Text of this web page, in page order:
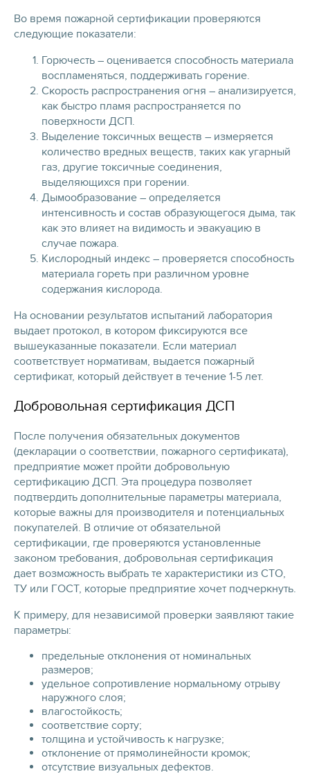
Во время пожарной сертификации проверяются
следующие показатели:
Горючесть – оценивается способность материала
воспламеняться, поддерживать горение.
Скорость распространения огня – анализируется,
как быстро пламя распространяется по
поверхности ДСП.
Выделение токсичных веществ – измеряется
количество вредных веществ, таких как угарный
газ, другие токсичные соединения,
выделяющихся при горении.
Дымообразование – определяется
интенсивность и состав образующегося дыма, так
как это влияет на видимость и эвакуацию в
случае пожара.
Кислородный индекс – проверяется способность
материала гореть при различном уровне
содержания кислорода.
На основании результатов испытаний лаборатория
выдает протокол, в котором фиксируются все
вышеуказанные показатели. Если материал
соответствует нормативам, выдается пожарный
сертификат, который действует в течение 1-5 лет.
Добровольная сертификация ДСП
После получения обязательных документов
(декларации о соответствии, пожарного сертификата),
предприятие может пройти добровольную
сертификацию ДСП. Эта процедура позволяет
подтвердить дополнительные параметры материала,
которые важны для производителя и потенциальных
покупателей. В отличие от обязательной
сертификации, где проверяются установленные
законом требования, добровольная сертификация
дает возможность выбрать те характеристики из СТО,
ТУ или ГОСТ, которые предприятие хочет подчеркнуть.
К примеру, для независимой проверки заявляют такие
параметры:
предельные отклонения от номинальных
размеров;
удельное сопротивление нормальному отрыву
наружного слоя;
влагостойкость;
соответствие сорту;
толщина и устойчивость к нагрузке;
отклонение от прямолинейности кромок;
отсутствие визуальных дефектов.